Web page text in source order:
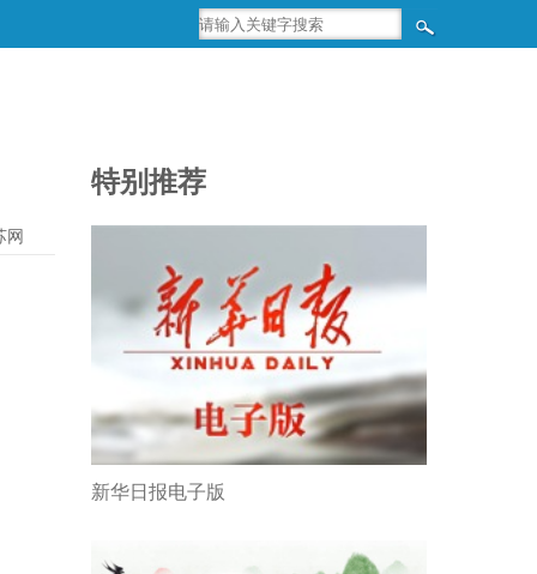
网
特别推荐
新华日报电子版